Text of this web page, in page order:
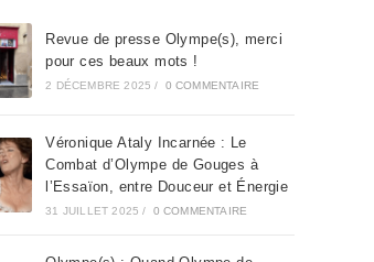
Revue de presse Olympe(s), merci
pour ces beaux mots !
2 DÉCEMBRE 2025 / 0 COMMENTAIRE
Véronique Ataly Incarnée : Le
Combat d’Olympe de Gouges à
l’Essaïon, entre Douceur et Énergie
31 JUILLET 2025 / 0 COMMENTAIRE